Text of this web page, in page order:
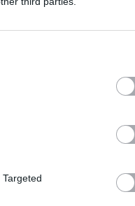
positivo
el pleno
el